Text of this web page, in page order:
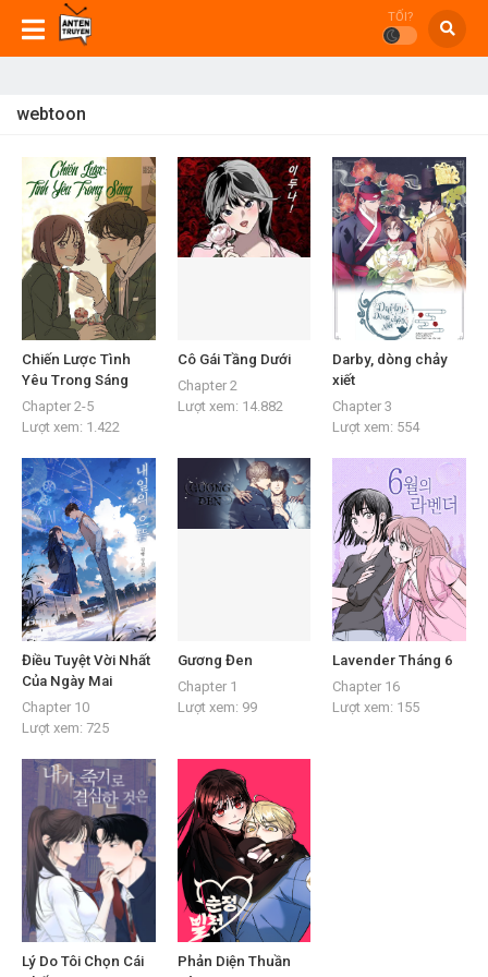
TỐI?
webtoon
Chiến Lược Tình
Yêu Trong Sáng
Chapter 2-5
Lượt xem: 1.422
Cô Gái Tầng Dưới
Chapter 2
Lượt xem: 14.882
Darby, dòng chảy
xiết
Chapter 3
Lượt xem: 554
Điều Tuyệt Vời Nhất
Của Ngày Mai
Chapter 10
Lượt xem: 725
Gương Đen
Chapter 1
Lượt xem: 99
Lavender Tháng 6
Chapter 16
Lượt xem: 155
Lý Do Tôi Chọn Cái
Phản Diện Thuần